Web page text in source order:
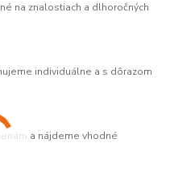
na znalostiach a dlhoročných
individuálne a s dôrazom
a nájdeme vhodné